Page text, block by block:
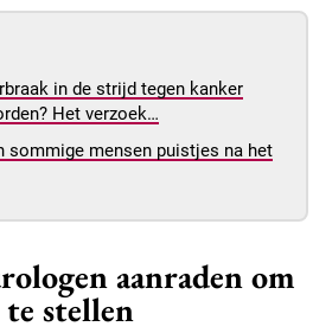
in de strijd tegen kanker
Het verzoek…
sommige mensen puistjes na het
aanraden om
stellen